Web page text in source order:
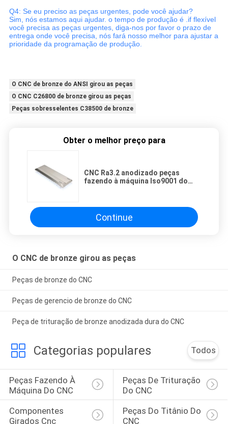
Q4: Se eu preciso as peças urgentes, pode você ajudar?
Sim, nós estamos aqui ajudar. o tempo de produção é .if flexível
você precisa as peças urgentes, diga-nos por favor o prazo de
entrega onde você precisa, nós fará nosso melhor para ajustar a
prioridade da programação de produção.
O CNC de bronze do ANSI girou as peças
O CNC C26800 de bronze girou as peças
Peças sobresselentes C38500 de bronze
Obter o melhor preço para
CNC Ra3.2 anodizado peças
fazendo à máquina Iso9001 do
Continue
O CNC de bronze girou as peças
Peças de bronze do CNC
Peças de gerencio de bronze do CNC
Peça de trituração de bronze anodizada dura do CNC
Categorias populares Todos
Peças Fazendo À
Máquina Do CNC
Peças De Trituração
Do CNC
Componentes
Girados Cnc
Peças Do Titânio Do
CNC